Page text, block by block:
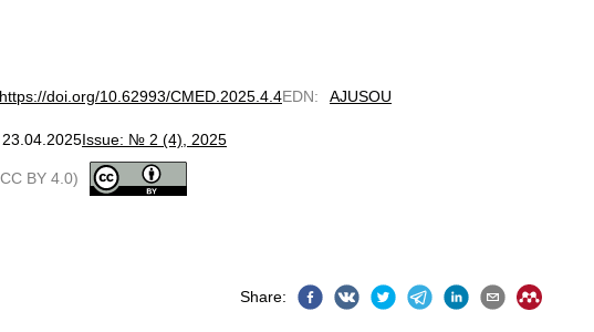
https://doi.org/10.62993/CMED.2025.4.4EDN: AJUSOU
23.04.2025Issue: № 2 (4), 2025
BY 4.0)
Share: